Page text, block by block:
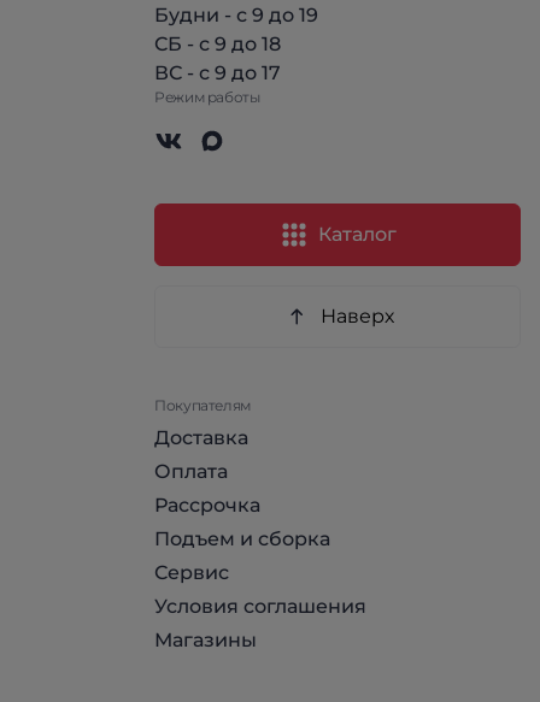
Будни - с 9 до 19
СБ - с 9 до 18
ВС - с 9 до 17
Режим работы
Каталог
Наверх
Покупателям
Доставка
Оплата
Рассрочка
Подъем и сборка
Сервис
Условия соглашения
Магазины